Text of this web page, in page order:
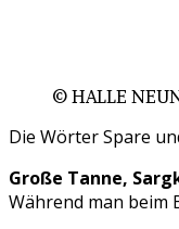
© HALLE
Die Wörter Spare
Große Tanne,
Während man beim